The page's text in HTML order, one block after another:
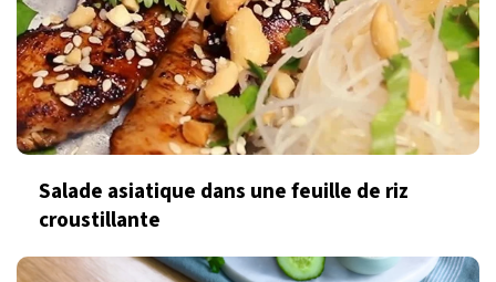
Salade asiatique dans une feuille de riz
croustillante